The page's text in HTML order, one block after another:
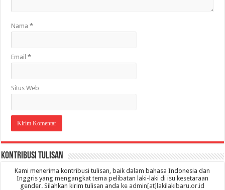
Nama*
Email*
Situs Web
Kontribusi Tulisan
Kami menerima kontribusi tulisan, baik dalam bahasa Indonesia dan
Inggris yang mengangkat tema pelibatan laki-laki di isu kesetaraan
gender. Silahkan kirim tulisan anda ke admin[at]lakilakibaru.or.id